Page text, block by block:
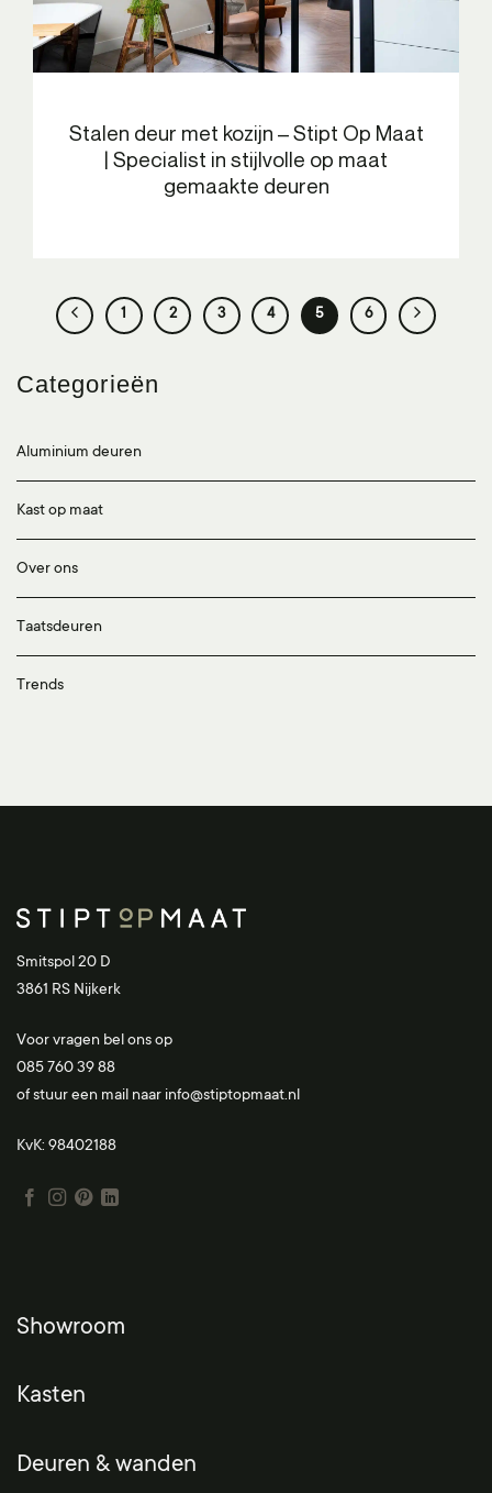
Categorieën
Aluminium deuren
Kast op maat
Over ons
Taatsdeuren
Trends
Stalen deur met kozijn – Stipt Op Maat
| Specialist in stijlvolle op maat
gemaakte deuren
1 2 3 4 5 6
Smitspol 20 D
3861 RS Nijkerk
Voor vragen bel ons op
085 760 39 88
of stuur een mail naar info@stiptopmaat.nl
KvK: 98402188
Showroom
Kasten
Deuren & wanden